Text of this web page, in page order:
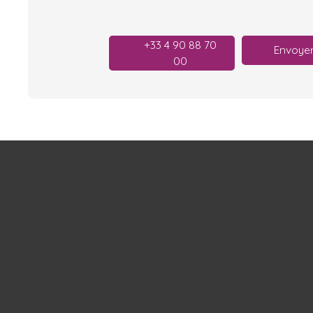
+33 4 90 88 70
00